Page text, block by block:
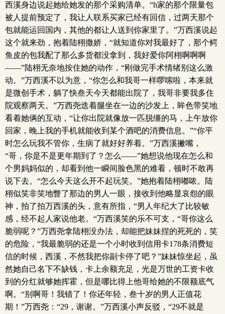
西溪身边说起她给她发的那个采购清单。“h家的那个限量包
被人提前预定了，我让人联系买家已经有回信，过两天那个
包就能运回国内，其他的都让人送到你家里了。”万西溪说起
这个就来劲，抱着陆栩撒娇，“就知道你对我最好了，那个鳄
鱼皮的包我配了那么多货都没拿到，我好爱你阿栩啊啊啊
——”陆栩无奈地按住她的动作，“刚做完手术情绪别这么激
动。”万西溪不以为意，“你怎么和我哥一样啰嗦啦，本来就
是微创手术，躺了快叁天今天都能出院了，我哥非要我多住
院观察两天。”万西尧迭着腿坐在一边的沙发上，眸色带笑地
看着她俩的互动，“让你出院就像放一匹脱缰的马，上午放你
回家，晚上我的手机就能收到某个酒吧的消费信息。”“你平
时怎么玩我不管你，生病了就好好养着。”万西溪撇嘴，
“哥，你是不是更年期到了？怎么——”她想说他现在怎么和
个男妈妈似的，却看到他一瞬间脸色黑的难看，顿时不敢再
说下去。“怎么今天这么开不起玩笑。”她抱着陆栩嘟哝。陆
栩似笑非笑地瞥了那边的男人一眼，接收到他略显哀怨的眼
神，拍了拍万西溪的头，意有所指，“男人年纪大了比较敏
感，经不起人家说他老。“万西溪笑的乐不可支，“哥你这么
脆弱呢？”万西尧拿陆栩没办法，却能把妹妹捏的死死的，笑
的危险，“我最脆弱的还是一个小时收到信用卡178条消费短
信的时候，西溪，不然我把你副卡停了吧？”妹妹惊坐起，虽
然她自己名下不缺钱，卡上余额充足，光是万世的工资卡收
到的分红就够她挥霍，但是哪比得上他哥给她的不限额底气
啊。“别啊哥！我错了！你还年轻，叁十岁的男人正值花
期！”万西尧：“29，谢谢。”万西溪小声反驳，“29不就是